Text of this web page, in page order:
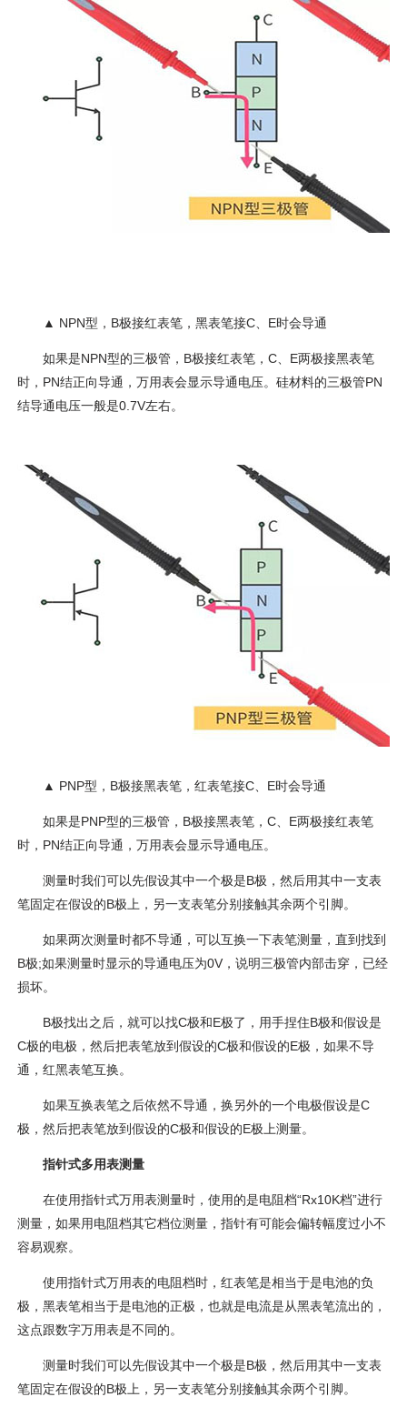
▲ NPN型，B极接红表笔，黑表笔接C、E时会导通
如果是NPN型的三极管，B极接红表笔，C、E两极接黑表笔
时，PN结正向导通，万用表会显示导通电压。硅材料的三极管PN
结导通电压一般是0.7V左右。
▲ PNP型，B极接黑表笔，红表笔接C、E时会导通
如果是PNP型的三极管，B极接黑表笔，C、E两极接红表笔
时，PN结正向导通，万用表会显示导通电压。
测量时我们可以先假设其中一个极是B极，然后用其中一支表
笔固定在假设的B极上，另一支表笔分别接触其余两个引脚。
如果两次测量时都不导通，可以互换一下表笔测量，直到找到
B极;如果测量时显示的导通电压为0V，说明三极管内部击穿，已经
损坏。
B极找出之后，就可以找C极和E极了，用手捏住B极和假设是
C极的电极，然后把表笔放到假设的C极和假设的E极，如果不导
通，红黑表笔互换。
如果互换表笔之后依然不导通，换另外的一个电极假设是C
极，然后把表笔放到假设的C极和假设的E极上测量。
指针式多用表测量
在使用指针式万用表测量时，使用的是电阻档“Rx10K档”进行
测量，如果用电阻档其它档位测量，指针有可能会偏转幅度过小不
容易观察。
使用指针式万用表的电阻档时，红表笔是相当于是电池的负
极，黑表笔相当于是电池的正极，也就是电流是从黑表笔流出的，
这点跟数字万用表是不同的。
测量时我们可以先假设其中一个极是B极，然后用其中一支表
笔固定在假设的B极上，另一支表笔分别接触其余两个引脚。